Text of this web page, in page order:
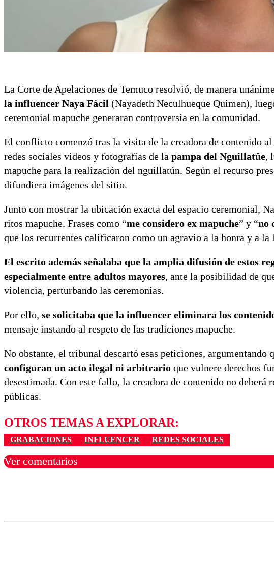
La Corte de Apelaciones de Temuco resolvió, de manera
la influencer Naya Fácil (Nayadeth Neculhueque Quimen),
ceremonial mapuche generaran controversia en la comunidad.
El conflicto comenzó tras la visita de la creadora de contenido al
redes sociales videos y fotografías de la pampa del Nguillatüe,
mapuche para la realización del nguillatún. Según el recurso
difundiera imágenes del sitio.
Junto con mostrar la ubicación exacta del espacio ceremonial,
ritos mapuche. Frases como “me considero ex mapuche” y “no
que los recurrentes calificaron como un agravio a la honra y a
El escrito además señalaba que la amplia difusión de estos
especialmente entre adultos mayores, ante la posibilidad de
violencia, perturbando las ceremonias.
Por ello, se solicitaba que la influencer eliminara los
mensaje instando al respeto de las tradiciones mapuche.
No obstante, el tribunal descartó esas peticiones,
configuran un acto ilegal ni arbitrario que vulnere derechos
desestimada. Con este fallo, la creadora de contenido no
públicas.
OTROS TEMAS A EXPLORAR:
GRABACIONES INFLUENCER REDES SOCIALES
Ver comentarios